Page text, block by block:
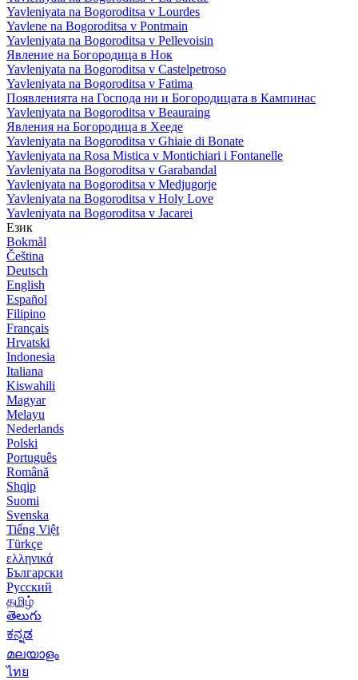
Yavleniyata na Bogoroditsa v Lourdes
Yavlene na Bogoroditsa v Pontmain
Yavleniyata na Bogoroditsa v Pellevoisin
Явление на Богородица в Нок
Yavleniyata na Bogoroditsa v Castelpetroso
Yavleniyata na Bogoroditsa v Fatima
Появленията на Господа ни и Богородицата в Кампинас
Yavleniyata na Bogoroditsa v Beauraing
Явления на Богородица в Хееде
Yavleniyata na Bogoroditsa v Ghiaie di Bonate
Yavleniyata na Rosa Mistica v Montichiari i Fontanelle
Yavleniyata na Bogoroditsa v Garabandal
Yavleniyata na Bogoroditsa v Medjugorje
Yavleniyata na Bogoroditsa v Holy Love
Yavleniyata na Bogoroditsa v Jacarei
Език
Bokmål
Čeština
Deutsch
English
Español
Filipino
Français
Hrvatski
Indonesia
Italiana
Kiswahili
Magyar
Melayu
Nederlands
Polski
Português
Română
Shqip
Suomi
Svenska
Tiếng Việt
Türkçe
ελληνικά
Български
Русский
தமிழ்
తెలుగు
ಕನ್ನಡ
മലയാളം
ไทย